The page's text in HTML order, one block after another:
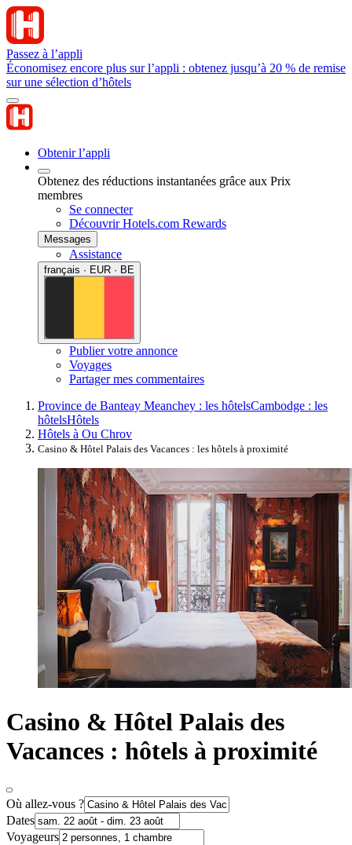
Passez à l’appli
Économisez encore plus sur l’appli : obtenez jusqu’à 20 % de remise
sur une sélection d’hôtels
Obtenir l’appli
Obtenez des réductions instantanées grâce aux Prix
membres
Se connecter
Découvrir Hotels.com Rewards
Messages
Assistance
français · EUR · BE
Publier votre annonce
Voyages
Partager mes commentaires
Province de Banteay Meanchey : les hôtelsCambodge : les
hôtelsHôtels
Hôtels à Ou Chrov
Casino & Hôtel Palais des Vacances : les hôtels à proximité
Casino & Hôtel Palais des
Vacances : hôtels à proximité
Où allez-vous ?
Dates
Voyageurs